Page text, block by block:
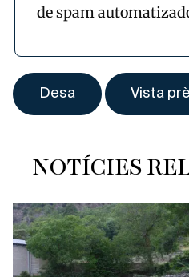
de spam
NOTÍCIES